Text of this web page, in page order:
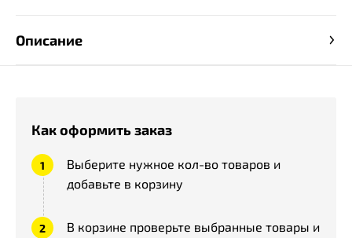
Как оформить заказ
Выберите нужное кол-во товаров и
добавьте в корзину
В корзине проверьте выбранные товары и
Описание